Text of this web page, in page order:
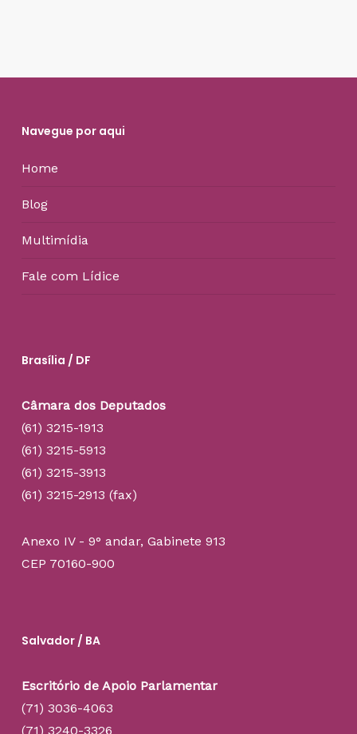
Navegue por aqui
Home
Blog
Multimídia
Fale com Lídice
Brasília / DF
Câmara dos Deputados
(61) 3215-1913
(61) 3215-5913
(61) 3215-3913
(61) 3215-2913 (fax)
Anexo IV - 9° andar, Gabinete 913
CEP 70160-900
Salvador / BA
Escritório de Apoio Parlamentar
(71) 3036-4063
(71) 3240-3326